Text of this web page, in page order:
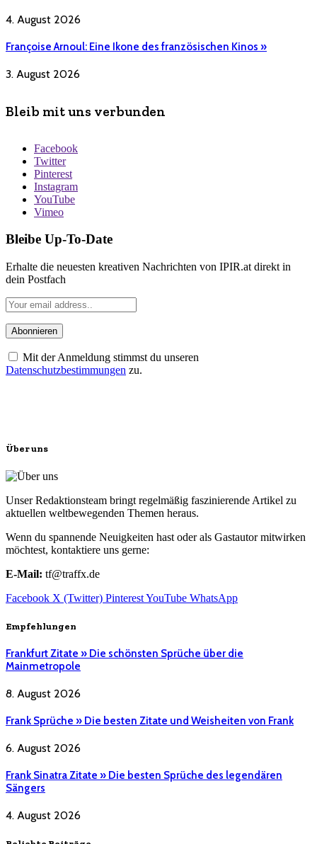
4. August 2026
Françoise Arnoul: Eine Ikone des französischen Kinos »
3. August 2026
Bleib mit uns verbunden
Facebook
Twitter
Pinterest
Instagram
YouTube
Vimeo
Bleibe Up-To-Date
Erhalte die neuesten kreativen Nachrichten von IPIR.at direkt in
dein Postfach
Mit der Anmeldung stimmst du unseren
Datenschutzbestimmungen zu.
Über uns
Unser Redaktionsteam bringt regelmäßig faszinierende Artikel zu
aktuellen weltbewegenden Themen heraus.
Wenn du spannende Neuigkeiten hast oder als Gastautor mitwirken
möchtest, kontaktiere uns gerne:
E-Mail: tf@traffx.de
Facebook X (Twitter) PinterestYouTube WhatsApp
Empfehlungen
Frankfurt Zitate » Die schönsten Sprüche über die
Mainmetropole
8. August 2026
Frank Sprüche » Die besten Zitate und Weisheiten von Frank
6. August 2026
Frank Sinatra Zitate » Die besten Sprüche des legendären
Sängers
4. August 2026